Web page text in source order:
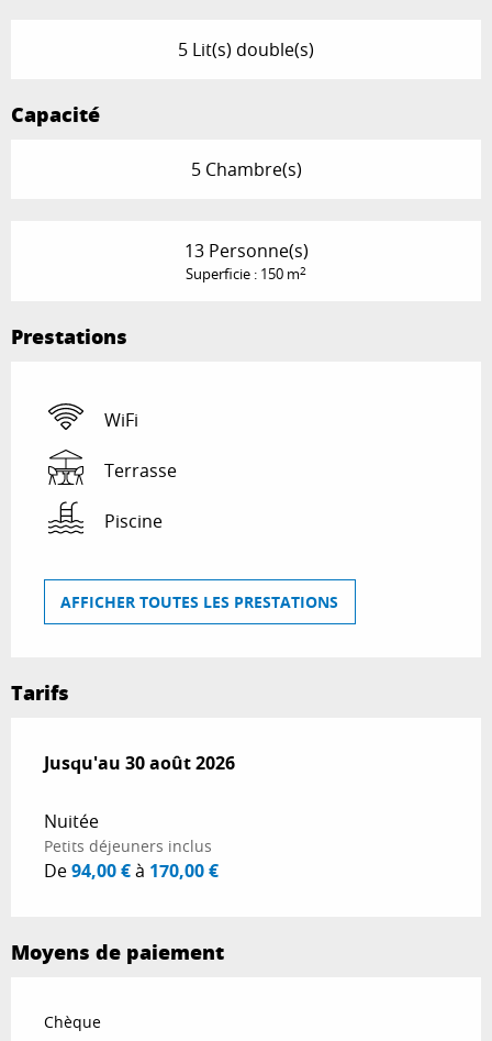
5 Lit(s) double(s)
Capacité
5 Chambre(s)
13 Personne(s)
Superficie : 150 m2
Prestations
WiFi
Terrasse
Piscine
AFFICHER TOUTES LES PRESTATIONS
Tarifs
Du17 avril 2026au30 août 2026
Jusqu'au 30 août 2026
Nuitée
Petits déjeuners inclus
De94,00 €à 170,00 €
Moyens de paiement
Chèque